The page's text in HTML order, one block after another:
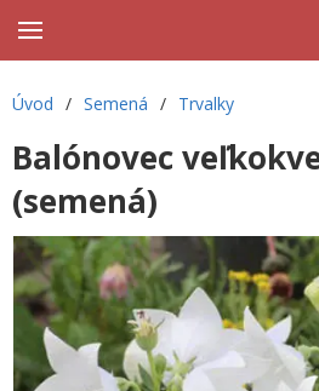
Úvod / Semená / Trvalky
Balónovec
(semená)